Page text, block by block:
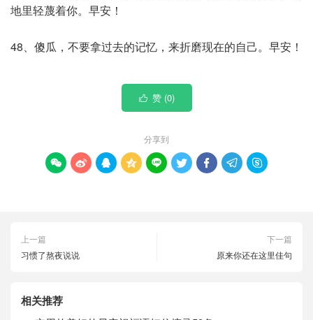
地里轻蔑着你。早安！
48、傻瓜，不要拿过去的记忆，来折磨现在的自己。早安！
 赞 (0)
分享到
        
上一篇
习惯了熬夜说说
下一篇
原来你还在这里佳句
相关推荐